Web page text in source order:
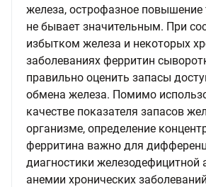
железа, острофазное повышение
не бывает значительным. При
избытком железа и некоторых
заболеваниях ферритин
правильно оценить запасы
обмена железа. Помимо
качестве показателя запасов
организме, определение
ферритина важно для
диагностики железодефицитной
анемии хронических